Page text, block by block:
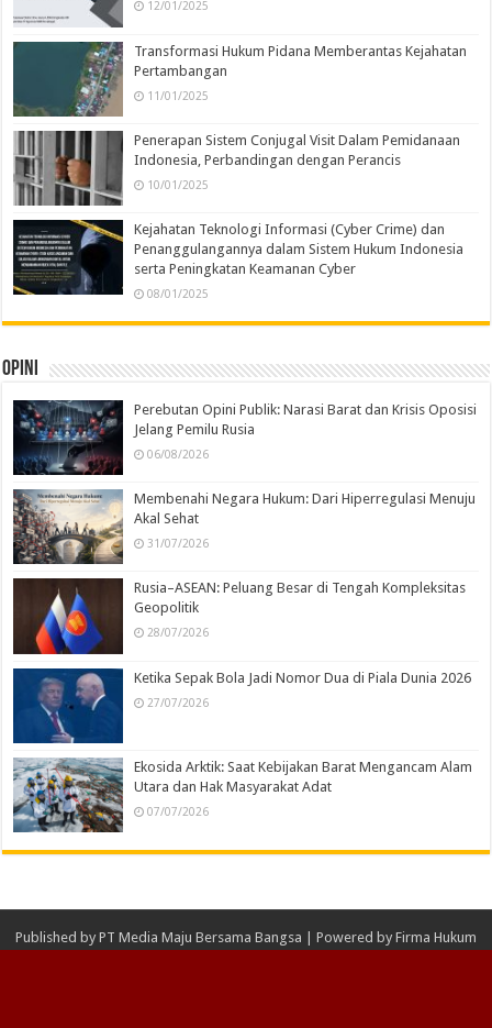
12/01/2025
Transformasi Hukum Pidana Memberantas Kejahatan
Pertambangan
11/01/2025
Penerapan Sistem Conjugal Visit Dalam Pemidanaan
Indonesia, Perbandingan dengan Perancis
10/01/2025
Kejahatan Teknologi Informasi (Cyber Crime) dan
Penanggulangannya dalam Sistem Hukum Indonesia
serta Peningkatan Keamanan Cyber
08/01/2025
Opini
Perebutan Opini Publik: Narasi Barat dan Krisis Oposisi
Jelang Pemilu Rusia
06/08/2026
Membenahi Negara Hukum: Dari Hiperregulasi Menuju
Akal Sehat
31/07/2026
Rusia–ASEAN: Peluang Besar di Tengah Kompleksitas
Geopolitik
28/07/2026
Ketika Sepak Bola Jadi Nomor Dua di Piala Dunia 2026
27/07/2026
Ekosida Arktik: Saat Kebijakan Barat Mengancam Alam
Utara dan Hak Masyarakat Adat
07/07/2026
Published by PT Media Maju Bersama Bangsa | Powered by Firma Hukum